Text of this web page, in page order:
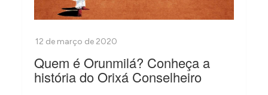
Quem é Orunmilá? Conheça a
história do Orixá Conselheiro